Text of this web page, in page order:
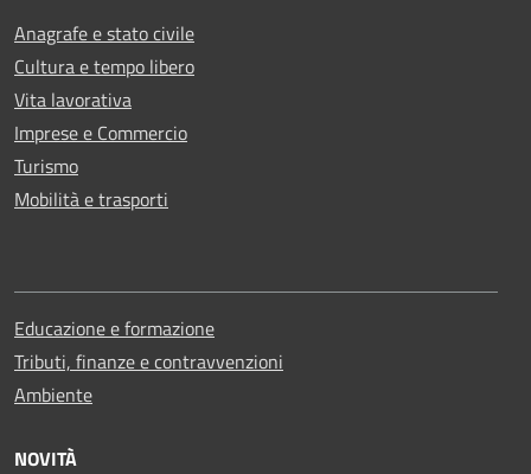
Anagrafe e stato civile
Cultura e tempo libero
Vita lavorativa
Imprese e Commercio
Turismo
Mobilità e trasporti
Educazione e formazione
Tributi, finanze e contravvenzioni
Ambiente
NOVITÀ